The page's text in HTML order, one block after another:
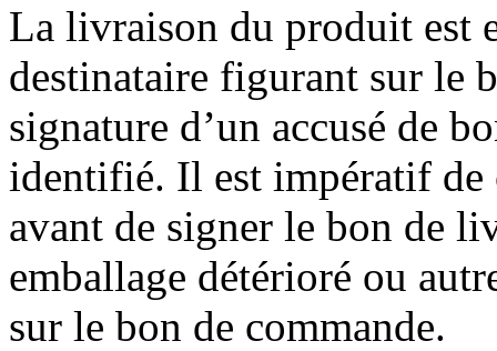
La livraison du produit est
destinataire figurant sur le
signature d’un accusé de
identifié. Il est impératif de
avant de signer le bon de
emballage détérioré ou
sur le bon de commande.